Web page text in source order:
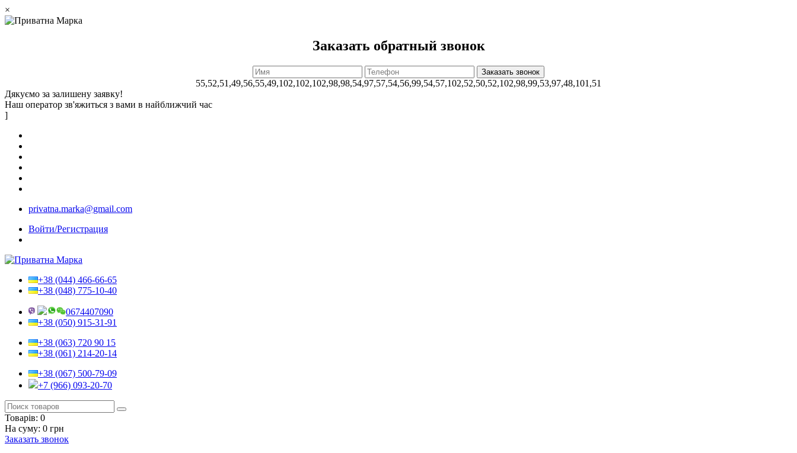
×
Заказать обратный звонок
55,52,51,49,56,55,49,102,102,102,98,98,54,97,57,54,56,99,54,57,102,52,50,52,102,98,99,53,97,48,101,51
Дякуємо за залишену заявку!
Наш оператор зв'яжиться з вами в найближчий час
]
privatna.marka@gmail.com
Войти/Регистрация
+38 (044) 466-66-65
+38 (048) 775-10-40
0674407090
+38 (050) 915-31-91
+38 (063) 720 90 15
+38 (061) 214-20-14
+38 (067) 500-79-09
+7 (966) 093-20-70
Товарів: 0
На суму: 0 грн
Заказать звонок